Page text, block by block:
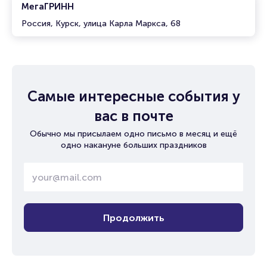
МегаГРИНН
Россия, Курск, улица Карла Маркса, 68
Самые интересные события у
вас в почте
Обычно мы присылаем одно письмо в месяц и ещё
одно накануне больших праздников
Продолжить